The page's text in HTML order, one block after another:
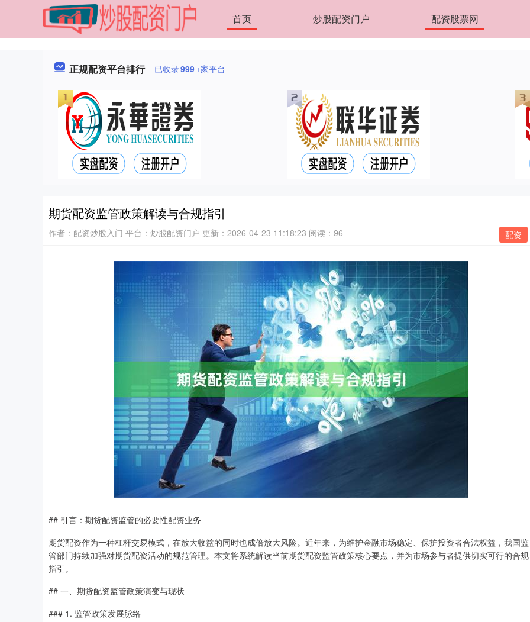
首页 炒股配资门户 配资股票网
正规配资平台排行 已收录999+家平台
期货配资监管政策解读与合规指引
配资
作者：配资炒股入门 平台：炒股配资门户 更新：2026-04-23 11:18:23 阅读：96
## 引言：期货配资监管的必要性配资业务
期货配资作为一种杠杆交易模式，在放大收益的同时也成倍放大风险。近年来，为维护金融市场稳定、保护投资者合法权益，我国监
管部门持续加强对期货配资活动的规范管理。本文将系统解读当前期货配资监管政策核心要点，并为市场参与者提供切实可行的合规
指引。
## 一、期货配资监管政策演变与现状
### 1. 监管政策发展脉络